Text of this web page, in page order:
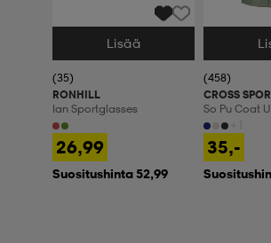
Valitse Koko
Lisää
(35)
RONHILL
Ian Sportglasses
26,99
Suositushinta 52,99
Valitse
(458)
CROSS
So Pu Coat U
35,-